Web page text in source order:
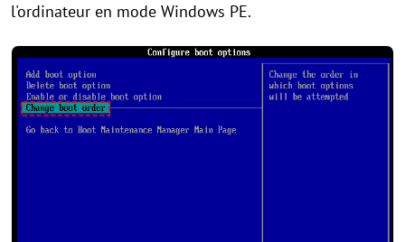
l'ordinateur en mode Windows PE.